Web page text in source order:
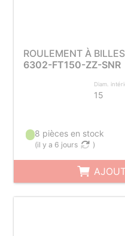
ROULEMENT À
6302-FT150-ZZ-SNR
Diam.
15
8 pièces en stock
(il y a 6 jours )